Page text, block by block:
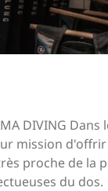
DIVING Dans
mission
proche de la
du dos.